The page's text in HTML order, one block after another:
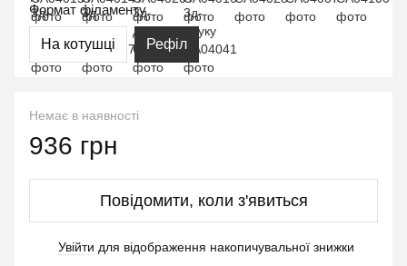
Формат філаменту
На котушці Рефіл
Немає в наявності
936 грн
Повідомити, коли з'явиться
Увійти для відображення накопичувальної знижки